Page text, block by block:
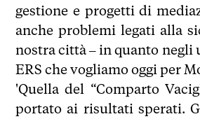
gestione e progetti di
anche problemi legati alla
nostra città – in quanto
ERS che vogliamo oggi per
'Quella del “Comparto
portato ai risultati sperati.